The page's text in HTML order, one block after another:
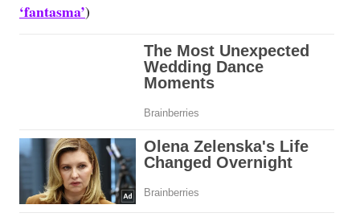
‘fantasma’)